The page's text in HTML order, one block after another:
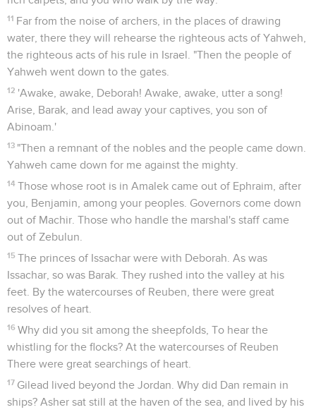
11 Far from the noise of archers, in the places of drawing
water, there they will rehearse the righteous acts of Yahweh,
the righteous acts of his rule in Israel. "Then the people of
Yahweh went down to the gates.
12 'Awake, awake, Deborah! Awake, awake, utter a song!
Arise, Barak, and lead away your captives, you son of
Abinoam.'
13 "Then a remnant of the nobles and the people came down.
Yahweh came down for me against the mighty.
14 Those whose root is in Amalek came out of Ephraim, after
you, Benjamin, among your peoples. Governors come down
out of Machir. Those who handle the marshal's staff came
out of Zebulun.
15 The princes of Issachar were with Deborah. As was
Issachar, so was Barak. They rushed into the valley at his
feet. By the watercourses of Reuben, there were great
resolves of heart.
16 Why did you sit among the sheepfolds, To hear the
whistling for the flocks? At the watercourses of Reuben
There were great searchings of heart.
17 Gilead lived beyond the Jordan. Why did Dan remain in
ships? Asher sat still at the haven of the sea, and lived by his